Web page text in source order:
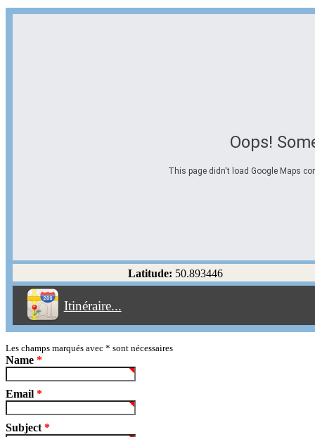
Oops!
This page didn't load Google Maps
Latitude: 50.893446
Itinéraire...
Éviter les autoroutes
Éviter les péages
Partir! Reset
Les champs marqués avec * sont nécessaires
Name *
Email *
Subject *